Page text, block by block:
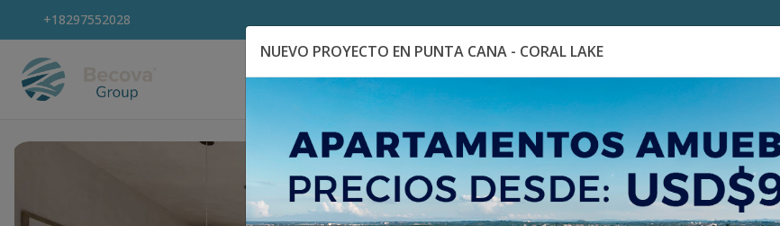
+18297552028
Explora Propiedades Catálogo de Proyectos Guía de inversión
NUEVO PROYECTO EN PUNTA CANA - CORAL LAKE